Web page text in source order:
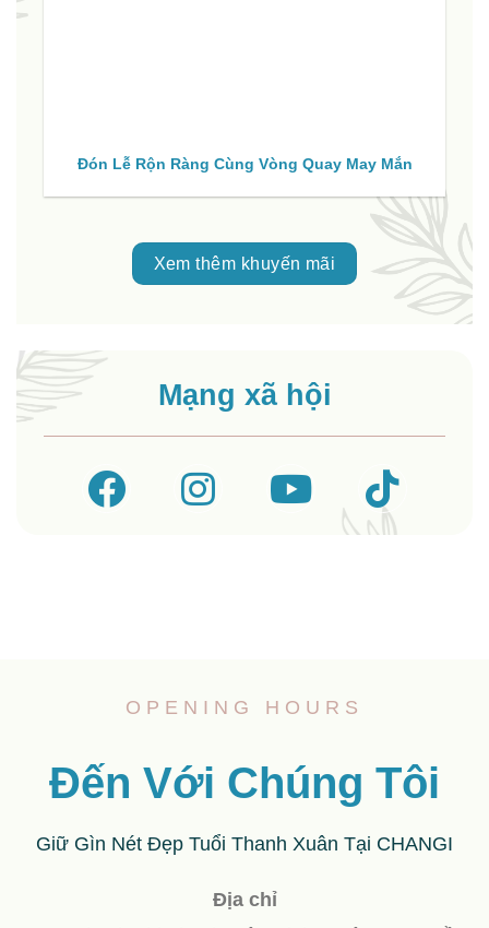
Đón Lễ Rộn Ràng Cùng Vòng Quay May Mắn
Xem thêm khuyến mãi
Mạng xã hội
OPENING HOURS
Đến Với Chúng Tôi
Giữ Gìn Nét Đẹp Tuổi Thanh Xuân Tại CHANGI
Địa chỉ